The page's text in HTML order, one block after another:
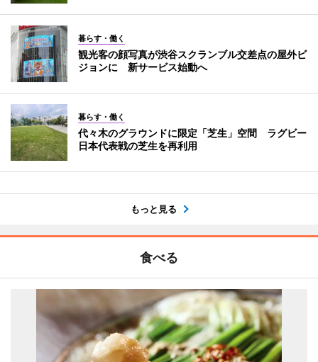
暮らす・働く
観光客の顔写真が渋谷スクランブル交差点の屋外ビ
ジョンに 新サービス始動へ
暮らす・働く
代々木のグラウンドに限定「芝生」空間 ラグビー
日本代表戦の芝生を再利用
もっと見る
食べる